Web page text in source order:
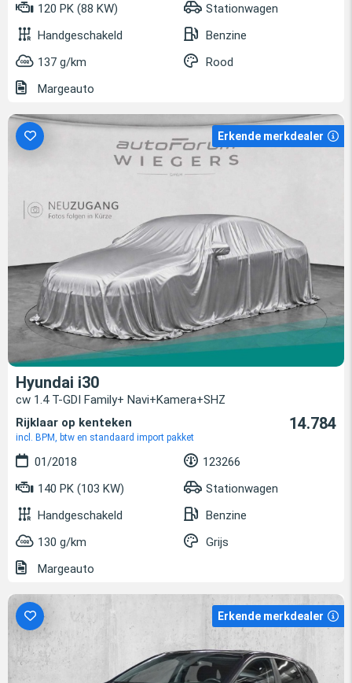
120 PK (88 KW)
Stationwagen
Handgeschakeld
Benzine
137 g/km
Rood
Margeauto
Erkende merkdealer
Hyundai i30
cw 1.4 T-GDI Family+ Navi+Kamera+SHZ
Rijklaar op kenteken
incl. BPM, btw en standaard import pakket
14.784
01/2018
123266
140 PK (103 KW)
Stationwagen
Handgeschakeld
Benzine
130 g/km
Grijs
Margeauto
Erkende merkdealer